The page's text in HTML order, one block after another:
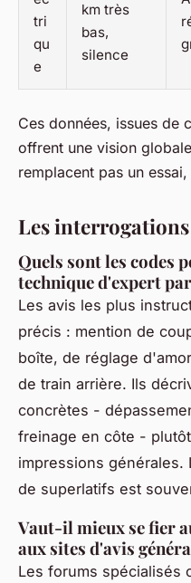
tri
qu
e
km très
bas,
silence
Ces données, issues de
offrent une vision
remplacent pas un
Les
Quels sont les codes
technique d'expert
Les avis les plus
précis : mention de
boîte, de réglage
de train arrière. Ils
concrètes -
freinage en côte -
impressions générales.
de superlatifs est
Vaut-il mieux se fier
aux sites d'avis
Les forums spécialisés